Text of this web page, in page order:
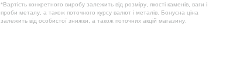
*Вартість конкретного виробу залежить від розміру, якості каменів, ваги і
проби металу, а також поточного курсу валют і металів. Бонусна ціна
залежить від особистої знижки, а також поточних акцій магазину.